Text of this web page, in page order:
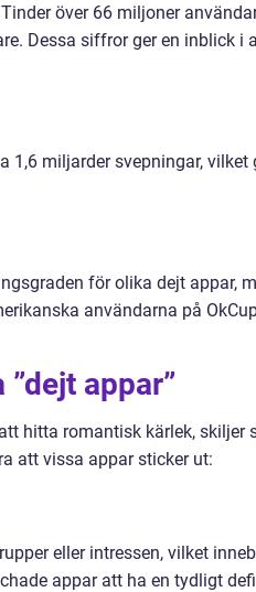
över 66 miljoner
Dessa siffror ger en inblick i
1,6 miljarder svepningar,
för olika dejt appar,
användarna på
appar”
hitta romantisk kärlek, skiljer
att vissa appar sticker ut:
eller intressen, vilket
appar att ha en tydligt